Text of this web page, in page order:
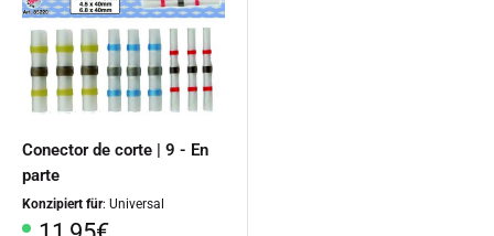
Conector de corte | 9 - En
parte
Konzipiert für: Universal